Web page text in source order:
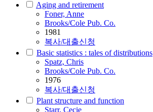
Aging and retirement
Foner, Anne
Brooks/Cole Pub. Co.
1981
복사/대출신청
Basic statistics : tales of distributions
Spatz, Chris
Brooks/Cole Pub. Co.
1976
복사/대출신청
Plant structure and function
Starr, Cecie